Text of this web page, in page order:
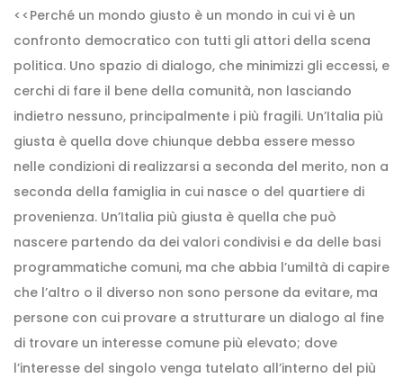
<<Perché un mondo giusto è un mondo in cui vi è un
confronto democratico con tutti gli attori della scena
politica. Uno spazio di dialogo, che minimizzi gli eccessi, e
cerchi di fare il bene della comunità, non lasciando
indietro nessuno, principalmente i più fragili. Un’Italia più
giusta è quella dove chiunque debba essere messo
nelle condizioni di realizzarsi a seconda del merito, non a
seconda della famiglia in cui nasce o del quartiere di
provenienza. Un’Italia più giusta è quella che può
nascere partendo da dei valori condivisi e da delle basi
programmatiche comuni, ma che abbia l’umiltà di capire
che l’altro o il diverso non sono persone da evitare, ma
persone con cui provare a strutturare un dialogo al fine
di trovare un interesse comune più elevato; dove
l’interesse del singolo venga tutelato all’interno del più